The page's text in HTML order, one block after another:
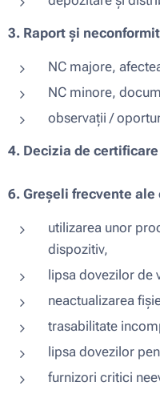
3. Raport și
NC majore,
NC minore,
observații /
4. Decizia de certificare
6. Greșeli frecvente
utilizarea unor
dispozitiv,
lipsa dovezilor de
neactualizarea
trasabilitate
lipsa dovezilor
furnizori critici